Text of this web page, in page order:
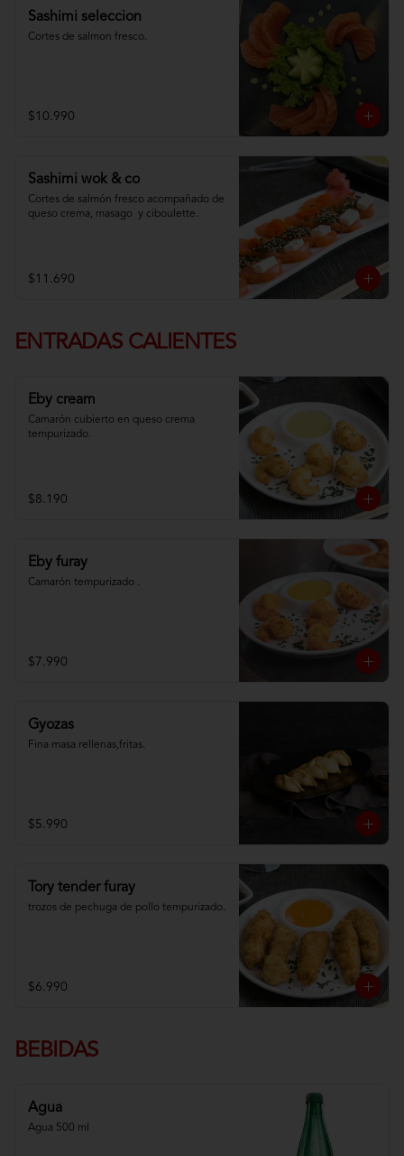
Sashimi seleccion
Cortes de salmon fresco.
$10.990
Sashimi wok & co
Cortes de salmón fresco acompañado de
queso crema, masago  y ciboulette.
$11.690
ENTRADAS CALIENTES
Eby cream
Camarón cubierto en queso crema
tempurizado.
$8.190
Eby furay
Camarón tempurizado .
$7.990
Gyozas
Fina masa rellenas,fritas.
$5.990
Tory tender furay
trozos de pechuga de pollo tempurizado.
$6.990
BEBIDAS
Agua
Agua 500 ml